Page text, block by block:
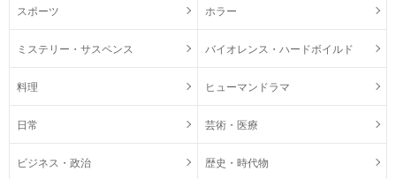
スポーツ ホラー
ミステリー・サスペンス バイオレンス・ハードボイルド
料理 ヒューマンドラマ
日常 芸術・医療
ビジネス・政治 歴史・時代物